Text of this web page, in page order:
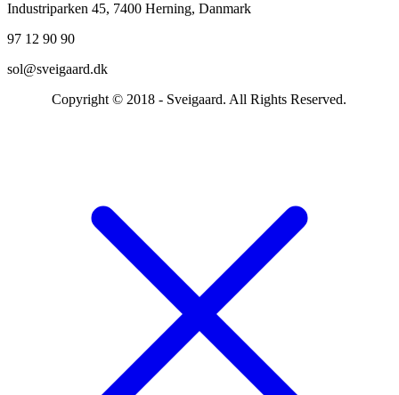
Industriparken 45, 7400 Herning, Danmark
97 12 90 90
sol@sveigaard.dk
Copyright © 2018 - Sveigaard. All Rights Reserved.